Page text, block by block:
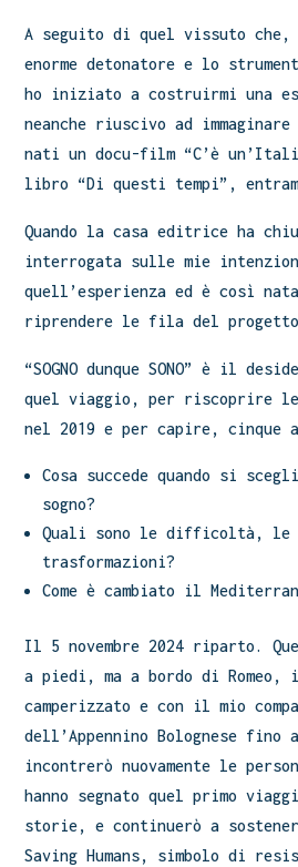
A seguito di quel vissuto che,
enorme detonatore e lo
ho iniziato a costruirmi una
neanche riuscivo ad
nati un docu-film “C’è
libro “Di questi tempi”,
Quando la casa editrice ha
interrogata sulle mie
quell’esperienza ed è così
riprendere le fila del
“SOGNO dunque SONO” è il
quel viaggio, per riscoprire
nel 2019 e per capire, cinque
Cosa succede quando si
sogno?
Quali sono le difficoltà,
trasformazioni?
Come è cambiato il
Il 5 novembre 2024 riparto.
a piedi, ma a bordo di Romeo,
camperizzato e con il mio
dell’Appennino Bolognese fino a
incontrerò nuovamente le
hanno segnato quel primo
storie, e continuerò a
Saving Humans, simbolo di